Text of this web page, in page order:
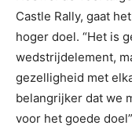
Castle Rally, gaat
hoger doel. “Het is
wedstrijdelement,
gezelligheid met
belangrijker dat we
voor het goede